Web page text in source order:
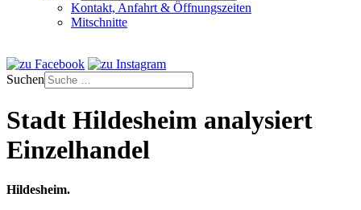
Kontakt, Anfahrt & Öffnungszeiten
Mitschnitte
Suchen
Stadt Hildesheim analysiert
Einzelhandel
Hildesheim.